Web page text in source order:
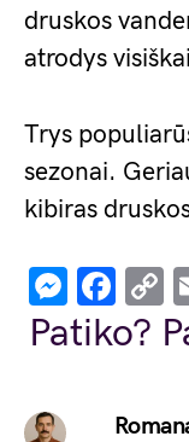
druskos
atrodys
Trys
sezonai.
kibiras
Patiko?